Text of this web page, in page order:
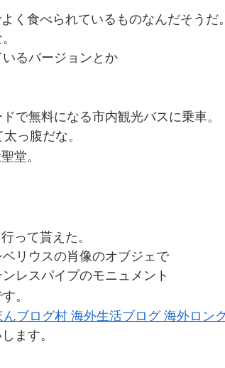
く食べられているものなんだそうだ。
るバージョンとか
で無料になる市内観光バスに乗車。
っ腹だな。
堂。
って貰えた。
リウスの肖像のオブジェで
レスパイプのモニュメント
。
ます。